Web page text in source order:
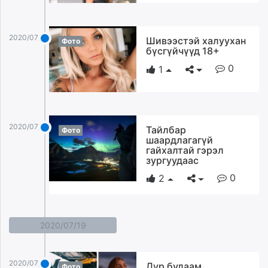
2020/07/20 Фото
Шивээстэй халуухан
бүсгүйчүүд 18+
1
0
2020/07/20 Фото
Тайлбар
шаардлагагүй
гайхалтай гэрэл
зургуудаас
2
0
2020/07/19
2020/07/19